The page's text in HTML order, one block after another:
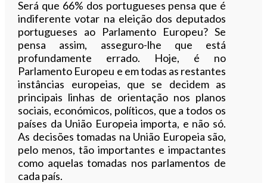
Será que 66% dos portugueses pensa que é
indiferente votar na eleição dos deputados
portugueses ao Parlamento Europeu? Se
pensa assim, asseguro-lhe que está
profundamente errado. Hoje, é no
Parlamento Europeu e em todas as restantes
instâncias europeias, que se decidem as
principais linhas de orientação nos planos
sociais, económicos, políticos, que a todos os
países da União Europeia importa, e não só.
As decisões tomadas na União Europeia são,
pelo menos, tão importantes e impactantes
como aquelas tomadas nos parlamentos de
cada país.